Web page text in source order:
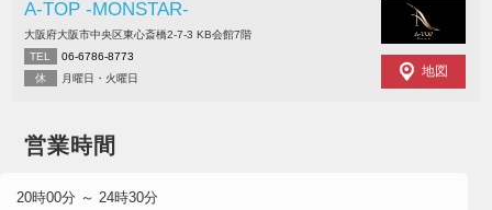
A-TOP -MONSTAR-
大阪府大阪市中央区東心斎橋2-7-3 KB会館7階
TEL
06-6786-8773
休
月曜日・火曜日 地図
営業時間
20時00分 ～ 24時30分